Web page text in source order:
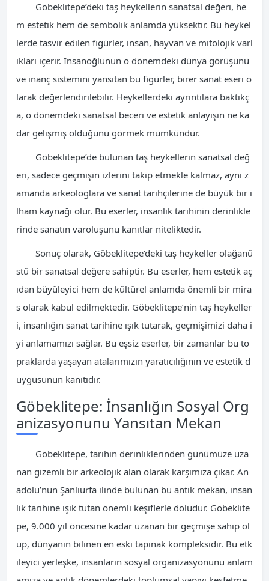
Göbeklitepe’deki taş heykellerin sanatsal değeri, he
m estetik hem de sembolik anlamda yüksektir. Bu heykel
lerde tasvir edilen figürler, insan, hayvan ve mitolojik varl
ıkları içerir. İnsanoğlunun o dönemdeki dünya görüşünü
ve inanç sistemini yansıtan bu figürler, birer sanat eseri o
larak değerlendirilebilir. Heykellerdeki ayrıntılara baktıkç
a, o dönemdeki sanatsal beceri ve estetik anlayışın ne ka
dar gelişmiş olduğunu görmek mümkündür.
Göbeklitepe’de bulunan taş heykellerin sanatsal değ
eri, sadece geçmişin izlerini takip etmekle kalmaz, aynı z
amanda arkeologlara ve sanat tarihçilerine de büyük bir i
lham kaynağı olur. Bu eserler, insanlık tarihinin derinlikle
rinde sanatın varoluşunu kanıtlar niteliktedir.
Sonuç olarak, Göbeklitepe’deki taş heykeller olağanü
stü bir sanatsal değere sahiptir. Bu eserler, hem estetik aç
ıdan büyüleyici hem de kültürel anlamda önemli bir mira
s olarak kabul edilmektedir. Göbeklitepe’nin taş heykeller
i, insanlığın sanat tarihine ışık tutarak, geçmişimizi daha i
yi anlamamızı sağlar. Bu eşsiz eserler, bir zamanlar bu to
praklarda yaşayan atalarımızın yaratıcılığının ve estetik d
uygusunun kanıtıdır.
Göbeklitepe: İnsanlığın Sosyal Org
anizasyonunu Yansıtan Mekan
Göbeklitepe, tarihin derinliklerinden günümüze uza
nan gizemli bir arkeolojik alan olarak karşımıza çıkar. An
adolu’nun Şanlıurfa ilinde bulunan bu antik mekan, insan
lık tarihine ışık tutan önemli keşiflerle doludur. Göbeklite
pe, 9.000 yıl öncesine kadar uzanan bir geçmişe sahip ol
up, dünyanın bilinen en eski tapınak kompleksidir. Bu etk
ileyici yerleşke, insanların sosyal organizasyonunu anlam